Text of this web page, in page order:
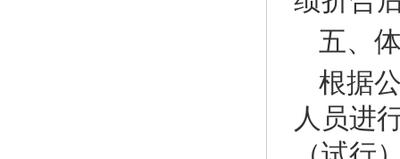
五、
根据
人员进